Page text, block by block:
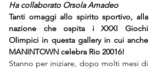
Ha collaborato Orsola Amadeo
Tanti omaggi allo spirito sportivo, alla
nazione che ospita i XXXI Giochi
Olimpici in questa gallery in cui anche
MANINTOWN celebra Rio 20016!
Stanno per iniziare, dopo molti mesi di